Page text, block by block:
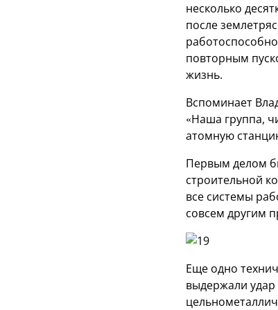
несколько
после
повторным
жизнь.
Вспоминает
«Наша группа,
атомную
Первым делом
строительной
все системы
совсем другим
Еще одно
выдержали